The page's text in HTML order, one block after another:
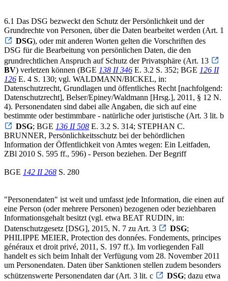
6.1 Das DSG bezweckt den Schutz der Persönlichkeit und der
Grundrechte von Personen, über die Daten bearbeitet werden (Art. 1
DSG), oder mit anderen Worten gelten die Vorschriften des
DSG für die Bearbeitung von persönlichen Daten, die den
grundrechtlichen Anspruch auf Schutz der Privatsphäre (Art. 13
BV) verletzen können (BGE 138 II 346 E. 3.2 S. 352; BGE 126 II
126 E. 4 S. 130; vgl. WALDMANN/BICKEL, in:
Datenschutzrecht, Grundlagen und öffentliches Recht [nachfolgend:
Datenschutzrecht], Belser/Epiney/Waldmann [Hrsg.], 2011, § 12 N.
4). Personendaten sind dabei alle Angaben, die sich auf eine
bestimmte oder bestimmbare - natürliche oder juristische (Art. 3 lit. b
DSG; BGE 136 II 508 E. 3.2 S. 314; STEPHAN C.
BRUNNER, Persönlichkeitsschutz bei der behördlichen
Information der Öffentlichkeit von Amtes wegen: Ein Leitfaden,
ZBl 2010 S. 595 ff., 596) - Person beziehen. Der Begriff
BGE 142 II 268 S. 280
"Personendaten" ist weit und umfasst jede Information, die einen auf
eine Person (oder mehrere Personen) bezogenen oder beziehbaren
Informationsgehalt besitzt (vgl. etwa BEAT RUDIN, in:
Datenschutzgesetz [DSG], 2015, N. 7 zu Art. 3
DSG;
PHILIPPE MEIER, Protection des données. Fondements, principes
généraux et droit privé, 2011, S. 197 ff.). Im vorliegenden Fall
handelt es sich beim Inhalt der Verfügung vom 28. November 2011
um Personendaten. Daten über Sanktionen stellen zudem besonders
schützenswerte Personendaten dar (Art. 3 lit. c
DSG; dazu etwa